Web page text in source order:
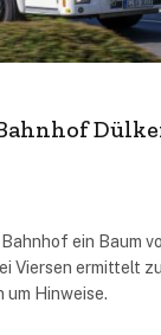
Bahnhof ein Baum
Viersen ermittelt
Hinweise.